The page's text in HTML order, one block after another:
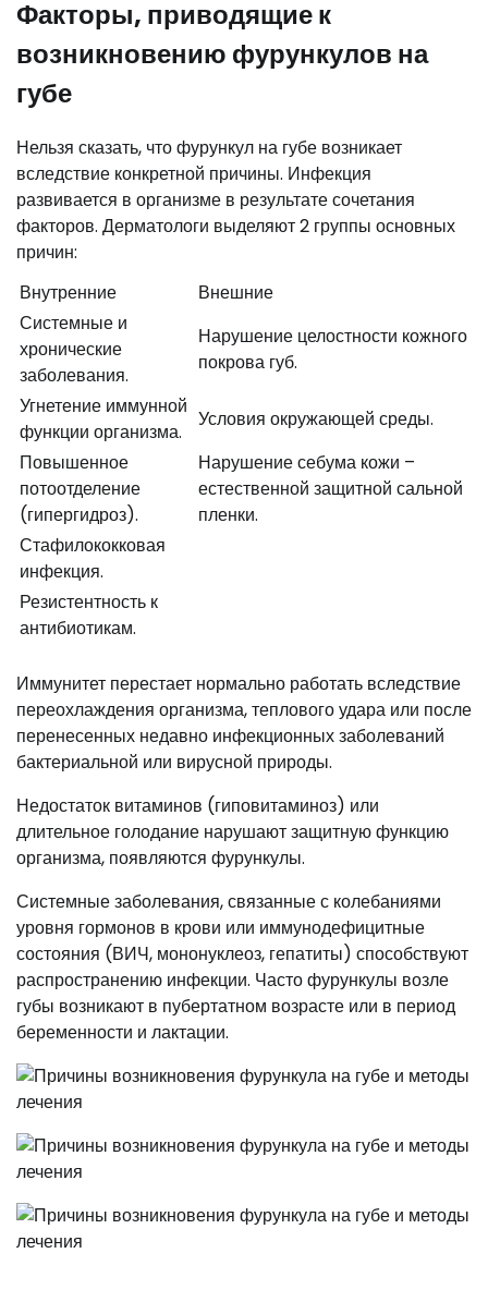
Факторы, приводящие к
возникновению фурункулов на
губе
Нельзя сказать, что фурункул на губе возникает
вследствие конкретной причины. Инфекция
развивается в организме в результате сочетания
факторов. Дерматологи выделяют 2 группы основных
причин:
Внутренние
Внешние
Системные и
хронические
заболевания.
Нарушение целостности кожного
покрова губ.
Угнетение иммунной
функции организма.
Условия окружающей среды.
Повышенное
потоотделение
(гипергидроз).
Нарушение себума кожи –
естественной защитной сальной
пленки.
Стафилококковая
инфекция.
Резистентность к
антибиотикам.
Иммунитет перестает нормально работать вследствие
переохлаждения организма, теплового удара или после
перенесенных недавно инфекционных заболеваний
бактериальной или вирусной природы.
Недостаток витаминов (гиповитаминоз) или
длительное голодание нарушают защитную функцию
организма, появляются фурункулы.
Системные заболевания, связанные с колебаниями
уровня гормонов в крови или иммунодефицитные
состояния (ВИЧ, мононуклеоз, гепатиты) способствуют
распространению инфекции. Часто фурункулы возле
губы возникают в пубертатном возрасте или в период
беременности и лактации.